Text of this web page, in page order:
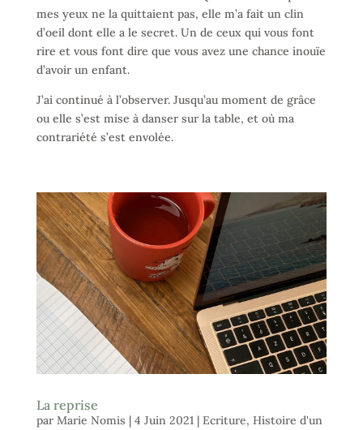
mes yeux ne la quittaient pas, elle m’a fait un clin
d’oeil dont elle a le secret. Un de ceux qui vous font
rire et vous font dire que vous avez une chance inouïe
d’avoir un enfant.
J’ai continué à l’observer. Jusqu’au moment de grâce
ou elle s’est mise à danser sur la table, et où ma
contrariété s’est envolée.
La reprise
par Marie Nomis | 4 Juin 2021| Ecriture, Histoire d'un